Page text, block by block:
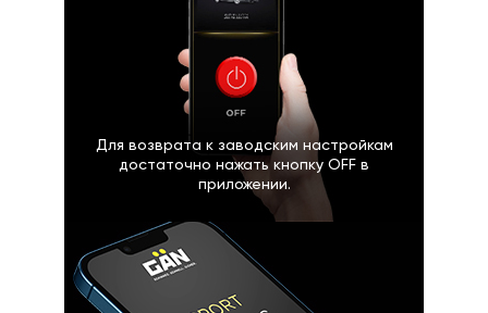
Для возврата к заводским настройкам
достаточно нажать кнопку OFF в
приложении.